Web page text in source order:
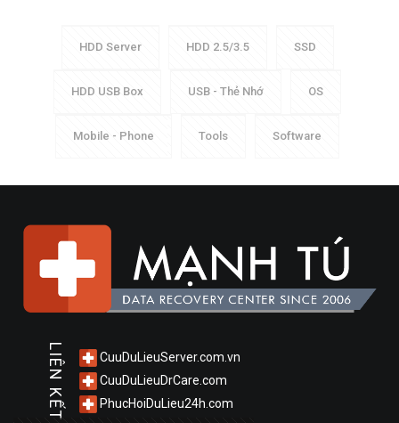
HDD Server HDD 2.5/3.5 SSD
HDD USB Box USB - Thẻ Nhớ OS
Mobile - Phone Tools Software
LIÊN KẾT
CuuDuLieuServer.com.vn
CuuDuLieuDrCare.com
PhucHoiDuLieu24h.com